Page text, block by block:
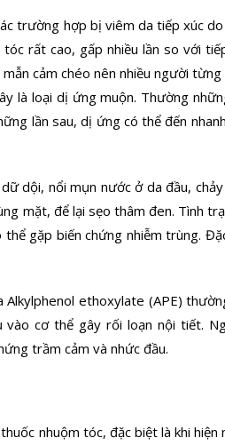
trường hợp bị viêm da tiếp xúc
rất cao, gấp nhiều lần so với
cảm chéo nên nhiều người
là loại dị ứng muộn. Thường
lần sau, dị ứng có thể đến
dội, nổi mụn nước ở da đầu,
mặt, để lại sẹo thâm đen. Tình
gặp biến chứng nhiễm trùng.
ethoxylate (APE)
cơ thể gây rối loạn nội tiết.
trầm cảm và nhức đầu.
nhuộm tóc, đặc biệt là khi hiện